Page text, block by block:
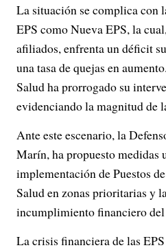
La situación se complica con
EPS como Nueva EPS, la
afiliados, enfrenta un déficit
una tasa de quejas en aumento.
Salud ha prorrogado su
evidenciando la magnitud de
Ante este escenario, la
Marín, ha propuesto medidas
implementación de Puestos
Salud en zonas prioritarias y
incumplimiento financiero del
La crisis financiera de las